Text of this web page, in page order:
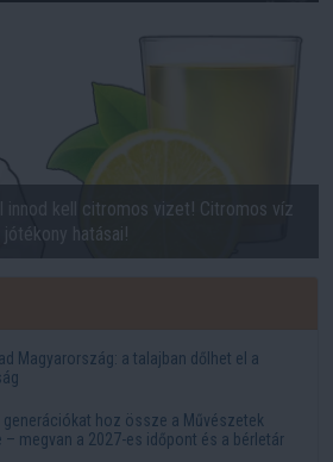
innod kell citromos vizet! Citromos víz
jótékony hatásai!
Magyarország: a talajban dőlhet el a
generációkat hoz össze a Művészetek
– megvan a 2027-es időpont és a bérletár